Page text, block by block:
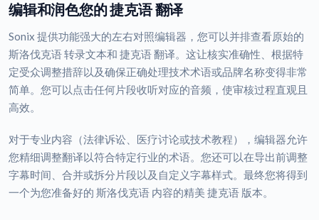
编辑和润色您的 捷克语 翻译
Sonix 提供功能强大的左右对照编辑器，您可以并排查看原始的
斯洛伐克语 转录文本和 捷克语 翻译。这让核实准确性、根据特
定受众调整措辞以及确保正确处理技术术语或品牌名称变得非常
简单。您可以点击任何片段收听对应的音频，使审核过程直观且
高效。
对于专业内容（法律诉讼、医疗讨论或技术教程），编辑器允许
您精细调整翻译以符合特定行业的术语。您还可以在导出前调整
字幕时间、合并或拆分片段以及自定义字幕样式。最终您将得到
一个为您准备好的 斯洛伐克语 内容的精美 捷克语 版本。